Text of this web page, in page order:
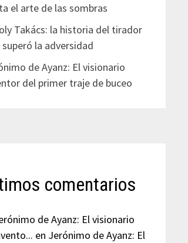
el arte de las sombras
Takács: la historia del tirador
superó la adversidad
de Ayanz: El visionario
del primer traje de buceo
comentarios
de Ayanz: El visionario
en Jerónimo de Ayanz: El